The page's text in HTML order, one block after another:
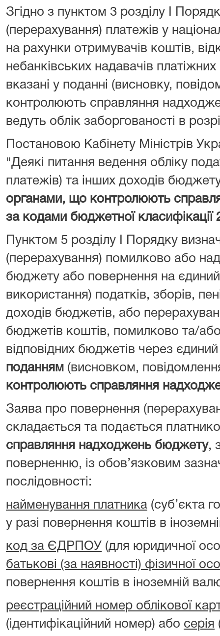
Згідно з пунктом 3 розділу I
(перерахування) платежів у
на рахунки отримувачів коштів,
небанківських надавачів
вказані у поданні (висновку,
контролюють справляння
ведуть облік заборгованості в
Постановою Кабінету Міністрів
"Деякі питання ведення обліку
платежів) та інших доходів
органами, що контролюють
за кодами бюджетної
Пунктом 5 розділу I Порядку
(перерахування) помилково або
бюджету або повернення на єдиний
використання) податків, зборів,
доходів бюджетів, або
бюджетів коштів, помилково та/
відповідних бюджетів через
поданням (висновком,
контролюють справляння
Заява про повернення
складається та подається
справляння надходжень бюджету,
поверненню, із обов’язковим
послідовності:
найменування платника (суб’єкта
у разі повернення коштів в
код за ЄДРПОУ (для юридичної
батькові (за наявності) фізичної
повернення коштів в іноземній
реєстраційний номер облікової
(ідентифікаційний номер) або серія